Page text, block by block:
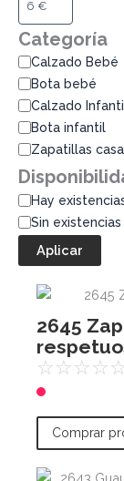
Categoría
Calzado Bebé
Bota bebé
Calzado
Bota infantil
Zapatillas
Hay
Sin existencias
Aplicar
2645
☆☆☆☆
Comprar